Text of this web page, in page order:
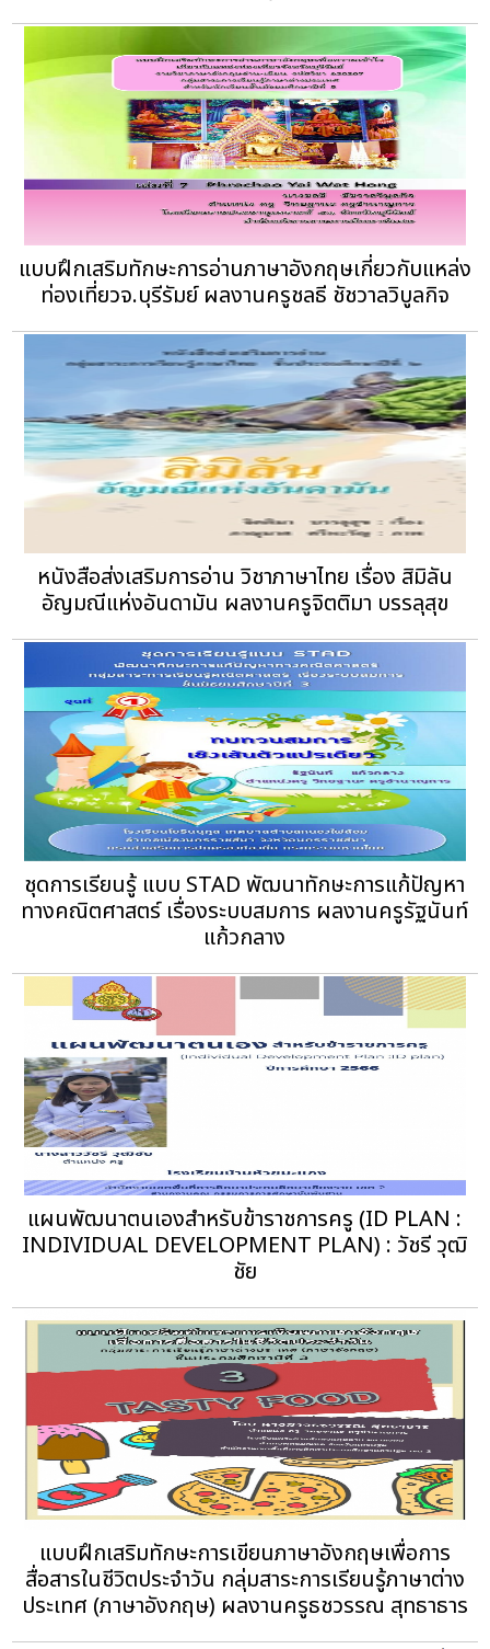
แบบฝึกเสริมทักษะการอ่านภาษาอังกฤษเกี่ยวกับแหล่ง
ท่องเที่ยวจ.บุรีรัมย์ ผลงานครูชลธี ชัชวาลวิบูลกิจ
หนังสือส่งเสริมการอ่าน วิชาภาษาไทย เรื่อง สิมิลัน
อัญมณีแห่งอันดามัน ผลงานครูจิตติมา บรรลุสุข
ชุดการเรียนรู้ แบบ STAD พัฒนาทักษะการแก้ปัญหา
ทางคณิตศาสตร์ เรื่องระบบสมการ ผลงานครูรัฐนันท์
แก้วกลาง
แผนพัฒนาตนเองสำหรับข้าราชการครู (ID PLAN :
INDIVIDUAL DEVELOPMENT PLAN) : วัชรี วุฒิ
ชัย
แบบฝึกเสริมทักษะการเขียนภาษาอังกฤษเพื่อการ
สื่อสารในชีวิตประจำวัน กลุ่มสาระการเรียนรู้ภาษาต่าง
ประเทศ (ภาษาอังกฤษ) ผลงานครูธชวรรณ สุทธาธาร